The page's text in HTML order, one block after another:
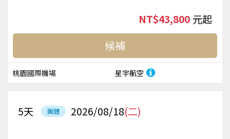
桃園國際機場 星宇航空
NT$43,800 起
候補
團體 2026/08/18(二)
5天